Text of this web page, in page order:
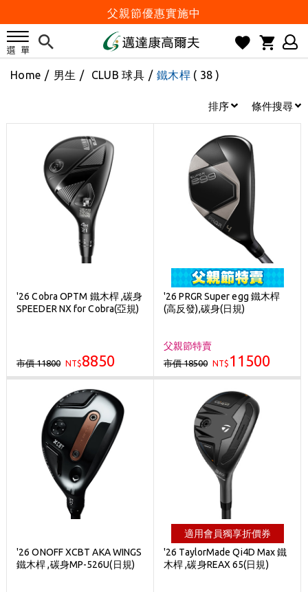
父親節優惠實施中
2026邁達康盃 開始受理報名
防詐騙! 勿信來路不明連結及優惠
歡迎體驗公益店Friends Screen模擬器
刷台新卡滿 $6000 分 3 期 0 利率
Golf Point 會員回饋積點
消費滿 $2000 享免運
Happy Father's Day
父親節優惠實施中
2026邁達康盃 開始受理報名
7月份 門市免費試打日程 已公佈!
防詐騙! 勿信來路不明連結及優惠
歡迎體驗公益店Friends Screen模擬器
Golf Point 會員回饋積點
消費滿 $2000 享免運
Home / 男生 / CLUB 球具 / 鐵木桿 ( 38 )
排序 條件搜尋
'26 Cobra OPTM 鐵木桿 ,碳身
SPEEDER NX for Cobra(亞規)
市價 11800 NT$8850
'26 PRGR Super egg 鐵木桿
(高反發),碳身(日規)
父親節特賣
市價 18500 NT$ 11500
'26 ONOFF XCBT AKA WINGS
鐵木桿 ,碳身MP-526U(日規)
適用會員獨享折價券
'26 TaylorMade Qi4D Max 鐵
木桿 ,碳身REAX 65(日規)